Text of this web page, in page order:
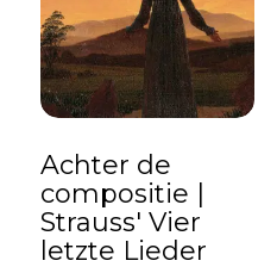
Achter de
compositie |
Strauss' Vier
letzte Lieder